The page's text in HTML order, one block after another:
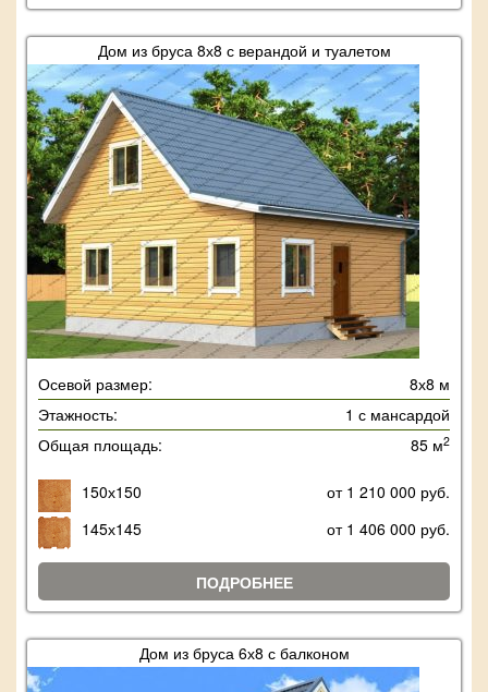
Дом из бруса 8х8 с верандой и туалетом
Осевой размер:
8х8 м
Этажность:
1 с мансардой
Общая площадь:
85 м2
150х150
от 1 210 000 руб.
145х145
от 1 406 000 руб.
ПОДРОБНЕЕ
Дом из бруса 6х8 с балконом